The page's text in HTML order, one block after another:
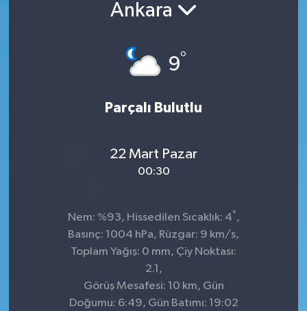
Ankara
9°
Parçalı Bulutlu
22 Mart Pazar
00:30
Nem: %93, Hissedilen Sıcaklık: 4° ,
Basınç: 1004 hPa, Rüzgar: 9 km/s,
Toplam Yağış: 0 mm, Çiy Noktası:
2.1,
Görüş Mesafesi: 10 km, Gün
Doğumu: 6:49, Gün Batımı: 19:02